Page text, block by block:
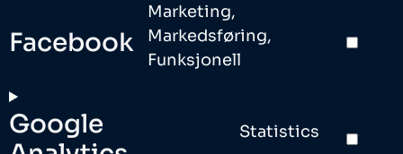
Facebook
Marketing,
Markedsføring,
Funksjonell
Google
Statistics